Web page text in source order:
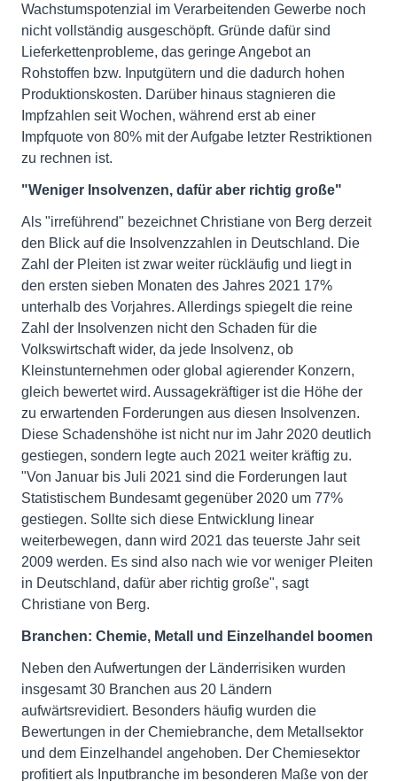
Wachstumspotenzial im Verarbeitenden Gewerbe noch
nicht vollständig ausgeschöpft. Gründe dafür sind
Lieferkettenprobleme, das geringe Angebot an
Rohstoffen bzw. Inputgütern und die dadurch hohen
Produktionskosten. Darüber hinaus stagnieren die
Impfzahlen seit Wochen, während erst ab einer
Impfquote von 80% mit der Aufgabe letzter Restriktionen
zu rechnen ist.
"Weniger Insolvenzen, dafür aber richtig große"
Als "irreführend" bezeichnet Christiane von Berg derzeit
den Blick auf die Insolvenzzahlen in Deutschland. Die
Zahl der Pleiten ist zwar weiter rückläufig und liegt in
den ersten sieben Monaten des Jahres 2021 17%
unterhalb des Vorjahres. Allerdings spiegelt die reine
Zahl der Insolvenzen nicht den Schaden für die
Volkswirtschaft wider, da jede Insolvenz, ob
Kleinstunternehmen oder global agierender Konzern,
gleich bewertet wird. Aussagekräftiger ist die Höhe der
zu erwartenden Forderungen aus diesen Insolvenzen.
Diese Schadenshöhe ist nicht nur im Jahr 2020 deutlich
gestiegen, sondern legte auch 2021 weiter kräftig zu.
"Von Januar bis Juli 2021 sind die Forderungen laut
Statistischem Bundesamt gegenüber 2020 um 77%
gestiegen. Sollte sich diese Entwicklung linear
weiterbewegen, dann wird 2021 das teuerste Jahr seit
2009 werden. Es sind also nach wie vor weniger Pleiten
in Deutschland, dafür aber richtig große", sagt
Christiane von Berg.
Branchen: Chemie, Metall und Einzelhandel boomen
Neben den Aufwertungen der Länderrisiken wurden
insgesamt 30 Branchen aus 20 Ländern
aufwärtsrevidiert. Besonders häufig wurden die
Bewertungen in der Chemiebranche, dem Metallsektor
und dem Einzelhandel angehoben. Der Chemiesektor
profitiert als Inputbranche im besonderen Maße von der